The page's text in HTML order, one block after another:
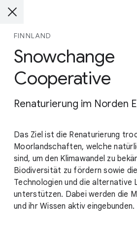
FINNLAND
Snowchange
Cooperative
Renaturierung im Norden
Das Ziel ist die Renaturierung
Moorlandschaften, welche
sind, um den Klimawandel zu
Biodiversität zu fördern sowie
Technologien und die alternative
unterstützen. Dabei werden die
und ihr Wissen aktiv eingebunden.